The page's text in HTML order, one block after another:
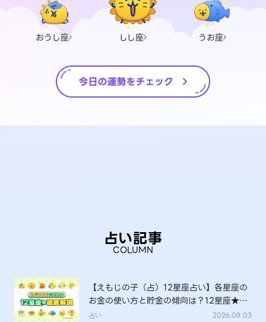
おうし座 しし座 うお座
占い記事
COLUMN
【えもじの子（占）12星座占い】各星座の
お金の使い方と貯金の傾向は？12星座★徹
底解説
占い 2026.08.03